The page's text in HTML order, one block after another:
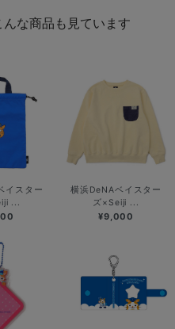
な商品も見ています
イスター
...
横浜DeNAベイスター
ズ×Seiji ...
¥9,000